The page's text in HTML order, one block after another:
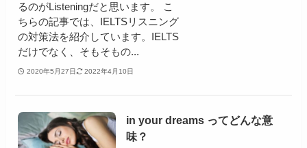
るのがListeningだと思います。 こ
ちらの記事では、IELTSリスニング
の対策法を紹介しています。IELTS
だけでなく、そもそもの...
2020年5月27日 2022年4月10日
in your dreams ってどんな意
味？